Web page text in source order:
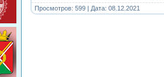
Просмотров: 599 | Дата: 08.12.2021